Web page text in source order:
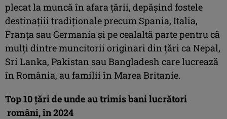
plecat la muncă în afara țării, depășind fostele
destinațiii tradiționale precum Spania, Italia,
Franța sau Germania și pe cealaltă parte pentru că
mulți dintre muncitorii originari din țări ca Nepal,
Sri Lanka, Pakistan sau Bangladesh care lucrează
în România, au familii în Marea Britanie.
Top 10 țări de unde au trimis bani lucrători
români, în 2024